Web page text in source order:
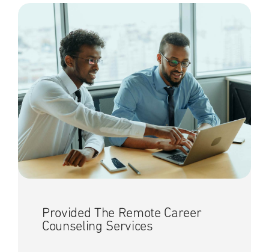
Provided The Remote Career
Counseling Services